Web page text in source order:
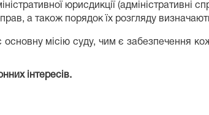
юрисдикції (адміністративні
а також порядок їх розгляду
основну місію суду, чим є забезпечення
інтересів.